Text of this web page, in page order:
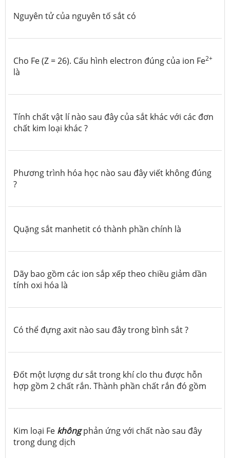
Nguyên tử của nguyên tố sắt có
Cho Fe (Z = 26). Cấu hình electron đúng của ion Fe2+
là
Tính chất vật lí nào sau đây của sắt khác với các đơn
chất kim loại khác ?
Phương trình hóa học nào sau đây viết không đúng
?
Quặng sắt manhetit có thành phần chính là
Dãy bao gồm các ion sắp xếp theo chiều giảm dần
tính oxi hóa là
Có thể đựng axit nào sau đây trong bình sắt ?
Đốt một lượng dư sắt trong khí clo thu được hỗn
hợp gồm 2 chất rắn. Thành phần chất rắn đó gồm
Kim loại Fe khôngphản ứng với chất nào sau đây
trong dung dịch